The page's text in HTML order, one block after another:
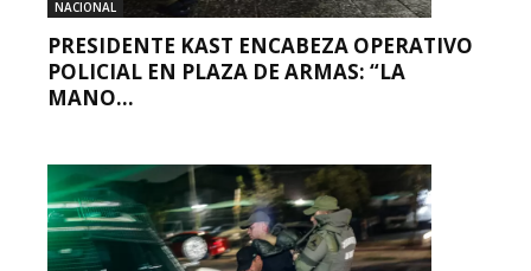
NACIONAL
PRESIDENTE KAST ENCABEZA OPERATIVO
POLICIAL EN PLAZA DE ARMAS: “LA
MANO...